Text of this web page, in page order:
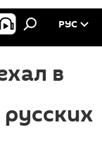
РУС
в